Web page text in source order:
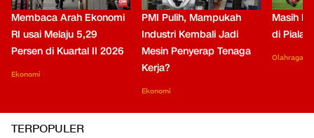
Membaca Arah Ekonomi
RI usai Melaju 5,29
Persen di Kuartal II 2026
Ekonomi
PMI Pulih, Mampukah
Industri Kembali Jadi
Mesin Penyerap Tenaga
Kerja?
Ekonomi
Masih
di Piala
Olahraga
TERPOPULER